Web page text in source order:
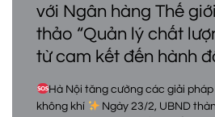
với Ngân hàng Thế
thảo “Quản lý chất
từ cam kết đến hành
Hà Nội tăng cường các giải
không khí
Ngày 23/2, UBND